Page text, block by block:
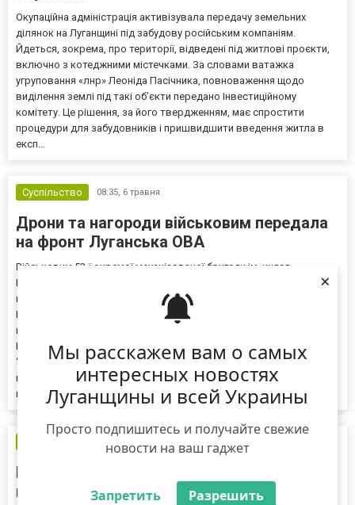
Мы расскажем вам о самых
интересных новостях
Луганщины и всей Украины
Просто подпишитесь и получайте свежие
новости на ваш гаджет
Запретить Разрешить
×
Окупаційна адміністрація активізувала передачу земельних
ділянок на Луганщині під забудову російським компаніям.
Йдеться, зокрема, про території, відведені під житлові проєкти,
включно з котеджними містечками. За словами ватажка
угруповання «лнр» Леоніда Пасічника, повноваження щодо
виділення землі під такі об’єкти передано Інвестиційному
комітету. Це рішення, за його твердженням, має спростити
процедури для забудовників і пришвидшити введення житла в
експ...
Суспільство 08:35, 6 травня
Дрони та нагороди військовим передала
на фронт Луганська ОВА
Військовим 53-ї окремої механізованої бригади ім. князя
Володимира Мономаха доставили необхідні дрони. Про це
повідомив очільник Луганської ОВА Олексій Харченко.
Представники бригад Сил оборони обговорили з
постачальниками запити, ті ретельно перевірили ціну закупівлі, а
Рада оборони Луганщини узгодила виділення коштів.
“Намагаємося зробити це досить швидко, аби все необхідне було
вчасно доставлено на фронт. І так по всіх потребах кожного
військового з’єдн...
Прикордонників з бригади “Помста”
нагородили на Луганщині